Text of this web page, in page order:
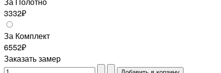
3332₽
За Комплект
6552₽
Заказать замер